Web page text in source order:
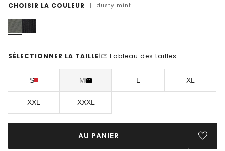
CHOISIR LA COULEUR | dusty mint
SÉLECTIONNER LA TAILLE | Tableau des tailles
S M L XL
XXL XXXL
AU PANIER